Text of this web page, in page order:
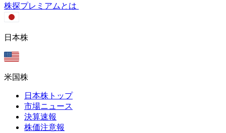
株探プレミアムとは
日本株
米国株
日本株トップ
市場ニュース
決算速報
株価注意報